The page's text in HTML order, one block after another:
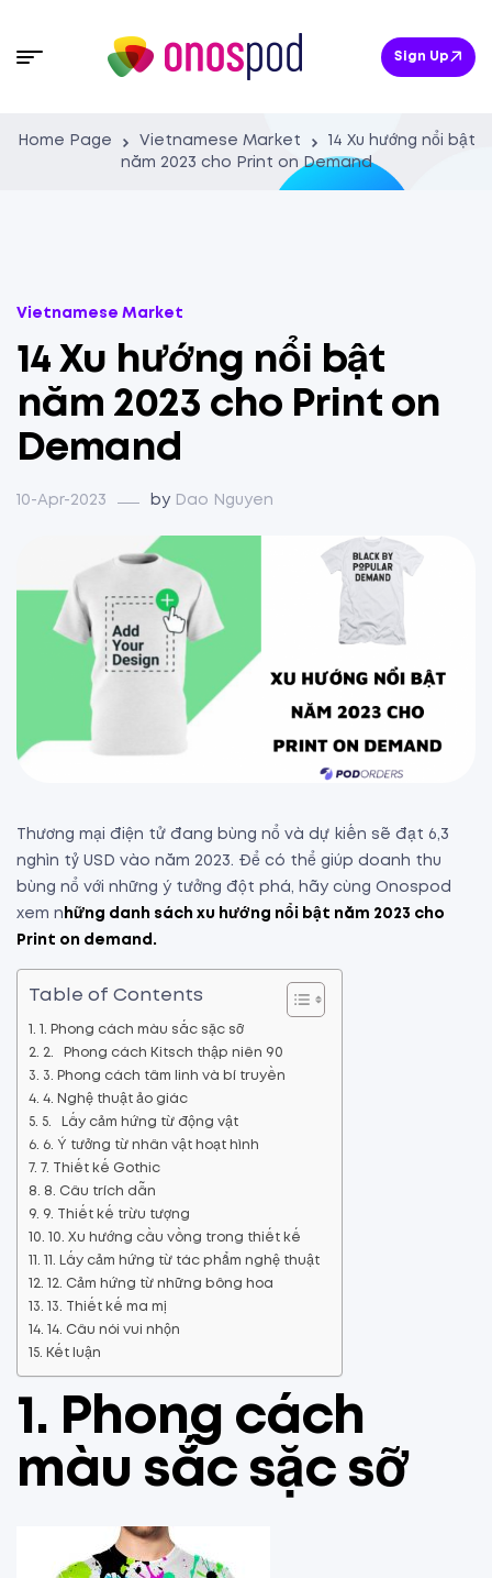
Sign Up
Home Page Vietnamese Market
14 Xu hướng nổi bật
năm 2023 cho Print on Demand
Vietnamese Market
14 Xu hướng nổi bật
năm 2023 cho Print on
Demand
10-Apr-2023 by Dao Nguyen
Thương mại điện tử đang bùng nổ và dự kiến sẽ đạt 6,3
nghìn tỷ USD vào năm 2023. Để có thể giúp doanh thu
bùng nổ với những ý tưởng đột phá, hãy cùng Onospod
xem n hững danh sách xu hướng nổi bật năm 2023 cho
Print on demand.
Table of Contents
1. Phong cách màu sắc sặc sỡ
2. Phong cách Kitsch thập niên 90
3. Phong cách tâm linh và bí truyền
4. Nghệ thuật ảo giác
5. Lấy cảm hứng từ động vật
6. Ý tưởng từ nhân vật hoạt hình
7. Thiết kế Gothic
8. Câu trích dẫn
9. Thiết kế trừu tượng
10. Xu hướng cầu vồng trong thiết kế
11. Lấy cảm hứng từ tác phẩm nghệ thuật
12. Cảm hứng từ những bông hoa
13. Thiết kế ma mị
14. Câu nói vui nhộn
Kết luận
1. Phong cách
màu sắc sặc sỡ